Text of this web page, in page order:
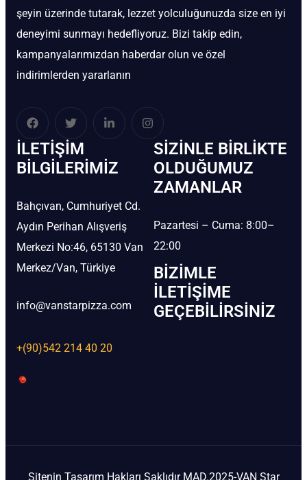
şeyin üzerinde tutarak, lezzet yolculuğunuzda size en iyi
deneyimi sunmayı hedefliyoruz. Bizi takip edin,
kampanyalarımızdan haberdar olun ve özel
indirimlerden yararlanın
İLETIŞIM
BİLGILERIMIZ
Bahçıvan, Cumhuriyet Cd.
Aydın Perihan Alışveriş
Merkezi No:46, 65130 Van
Merkez/Van, Türkiye
info@vanstarpizza.com
+(90)542 214 40 20
SIZINLE BIRLIKTE
OLDUĞUMUZ
ZAMANLAR
Pazartesi – Cuma: 8:00–
22:00
BIZIMLE
İLETIŞIME
GEÇEBILIRSINIZ
Sitenin Tasarım Hakları Saklıdır MAD.2025-VAN Star